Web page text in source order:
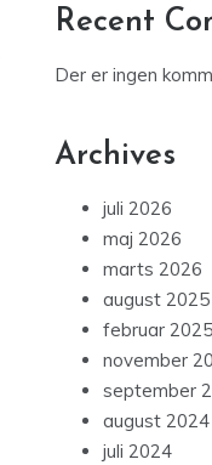
Recent
Der er ingen
Archives
juli 2026
maj 2026
marts 2026
august 2025
februar 2025
november
september
august 2024
juli 2024